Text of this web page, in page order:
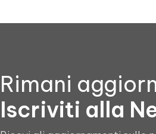
Rimani
Iscriviti alla